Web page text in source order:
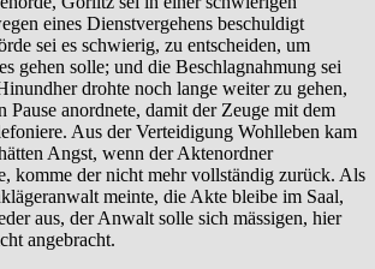
eines Dienstvergehens beschuldigt
sei es schwierig, zu entscheiden, um
gehen solle; und die Beschlagnahmung sei
drohte noch lange weiter zu gehen,
anordnete, damit der Zeuge mit dem
Aus der Verteidigung Wohlleben kam
Angst, wenn der Aktenordner
komme der nicht mehr vollständig zurück. Als
meinte, die Akte bleibe im Saal,
aus, der Anwalt solle sich mässigen, hier
angebracht.